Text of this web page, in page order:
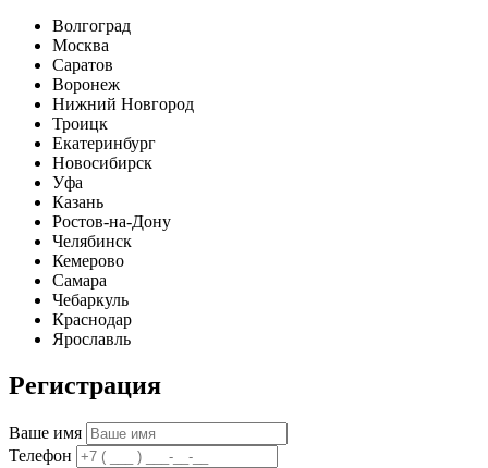
Волгоград
Москва
Саратов
Воронеж
Нижний Новгород
Троицк
Екатеринбург
Новосибирск
Уфа
Казань
Ростов-на-Дону
Челябинск
Кемерово
Самара
Чебаркуль
Краснодар
Ярославль
Регистрация
Ваше имя
Телефон